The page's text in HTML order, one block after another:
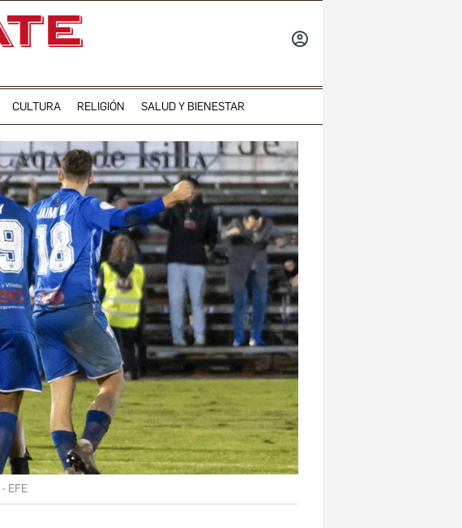
CULTURA RELIGIÓN SALUD Y BIENESTAR
EFE